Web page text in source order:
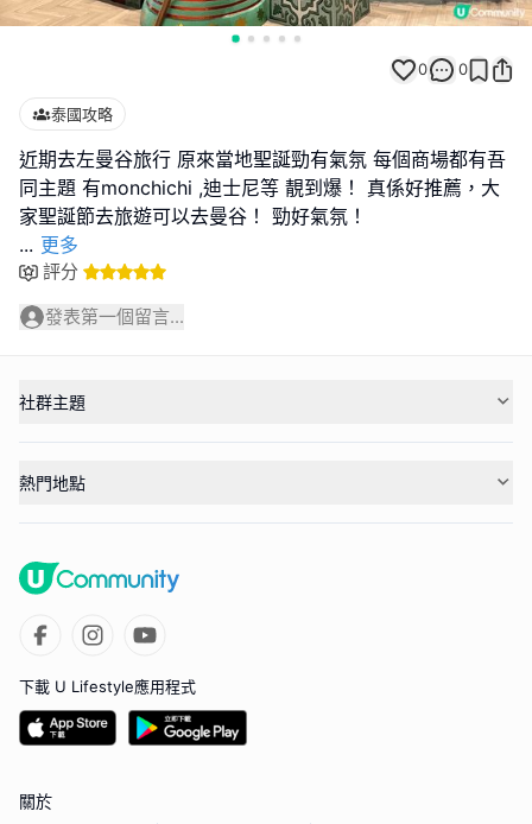
0 0
泰國攻略
近期去左曼谷旅行 原來當地聖誕勁有氣氛 每個商場都有吾
同主題 有monchichi ,迪士尼等 靚到爆！ 真係好推薦，大
... 更多
評分
發表第一個留言...
社群主題
熱門地點
下載 U Lifestyle應用程式
關於